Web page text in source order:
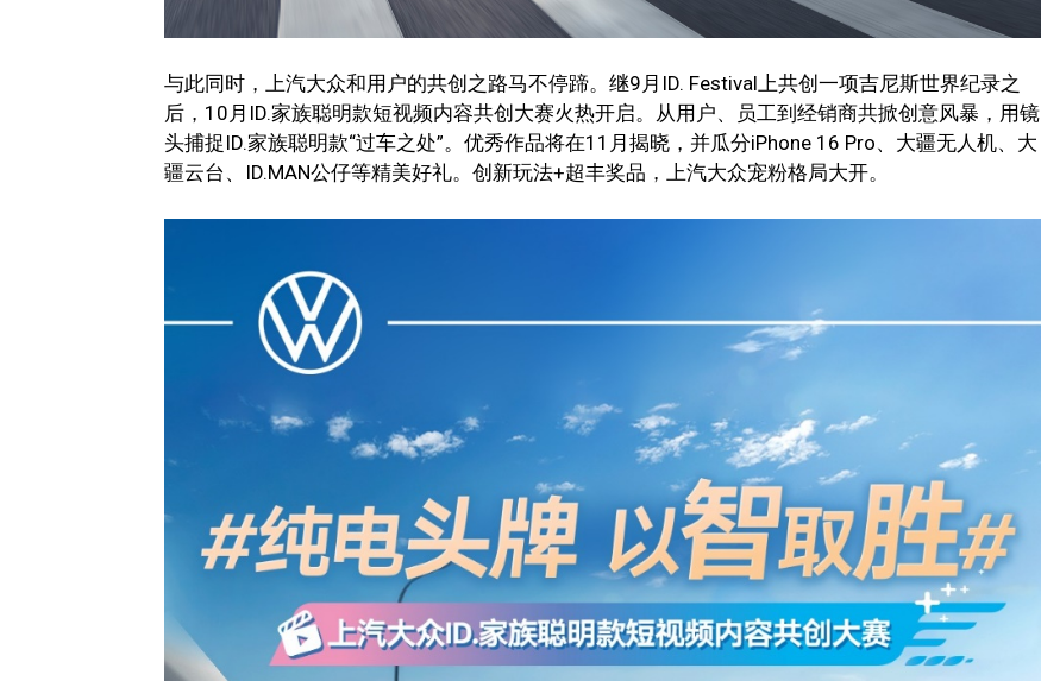
与此同时，上汽大众和用户的共创之路马不停蹄。继9月ID. Festival上共创一项吉尼斯世界纪录之
后，10月ID.家族聪明款短视频内容共创大赛火热开启。从用户、员工到经销商共掀创意风暴，用镜
头捕捉ID.家族聪明款“过车之处”。优秀作品将在11月揭晓，并瓜分iPhone 16 Pro、大疆无人机、大
疆云台、ID.MAN公仔等精美好礼。创新玩法+超丰奖品，上汽大众宠粉格局大开。